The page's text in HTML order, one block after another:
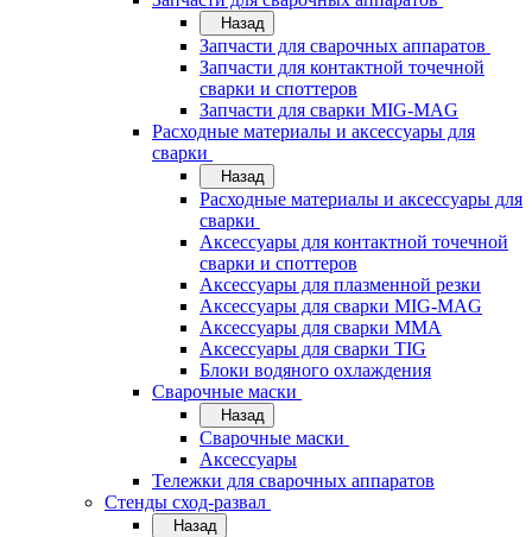
Назад
Запчасти для сварочных аппаратов
Запчасти для контактной точечной
сварки и споттеров
Запчасти для сварки MIG-MAG
Расходные материалы и аксессуары для
сварки
Назад
Расходные материалы и аксессуары для
сварки
Аксессуары для контактной точечной
сварки и споттеров
Аксессуары для плазменной резки
Аксессуары для сварки MIG-MAG
Аксессуары для сварки MMA
Аксессуары для сварки TIG
Блоки водяного охлаждения
Сварочные маски
Назад
Сварочные маски
Аксессуары
Тележки для сварочных аппаратов
Стенды сход-развал
Назад